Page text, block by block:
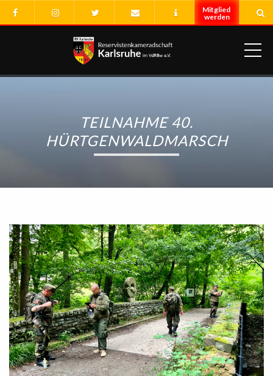
TEILNAHME 40.
HÜRTGENWALDMARSCH